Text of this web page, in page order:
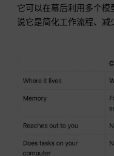
它可以在幕后利用多个
说它是简化工作流程、减